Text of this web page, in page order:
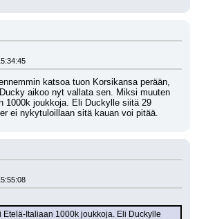
katsoa tuon Korsikansa perään,
aikoo nyt vallata sen. Miksi muuten
1000k joukkoja. Eli Duckylle siitä 29
ei nykytuloillaan sitä kauan voi pitää.
Etelä-Italiaan 1000k joukkoja. Eli Duckylle